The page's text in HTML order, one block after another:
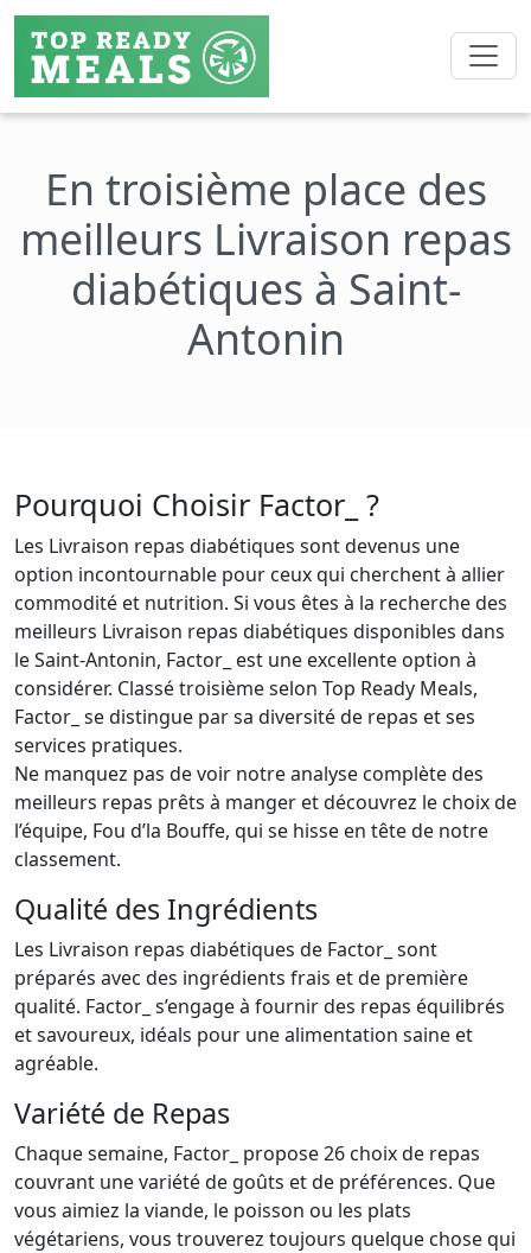
En troisième place des
meilleurs Livraison repas
diabétiques à Saint-
Antonin
Pourquoi Choisir Factor_ ?
Les Livraison repas diabétiques sont devenus une
option incontournable pour ceux qui cherchent à allier
commodité et nutrition. Si vous êtes à la recherche des
meilleurs Livraison repas diabétiques disponibles dans
le Saint-Antonin, Factor_ est une excellente option à
considérer. Classé troisième selon Top Ready Meals,
Factor_ se distingue par sa diversité de repas et ses
services pratiques.
Ne manquez pas de voir notre analyse complète des
meilleurs repas prêts à manger et découvrez le choix de
l’équipe, Fou d’la Bouffe, qui se hisse en tête de notre
classement.
Qualité des Ingrédients
Les Livraison repas diabétiques de Factor_ sont
préparés avec des ingrédients frais et de première
qualité. Factor_ s’engage à fournir des repas équilibrés
et savoureux, idéals pour une alimentation saine et
agréable.
Variété de Repas
Chaque semaine, Factor_ propose 26 choix de repas
couvrant une variété de goûts et de préférences. Que
vous aimiez la viande, le poisson ou les plats
végétariens, vous trouverez toujours quelque chose qui